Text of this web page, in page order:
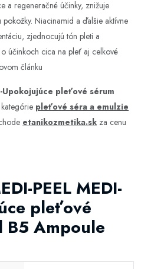
a regeneračné účinky, znižuje
Niacinamid a ďalšie aktívne
zjednocujú tón pleti a
účinkoch cica na pleť aj celkové
článku
Upokojujúce pleťové sérum
pleťové séra a emulzie
etanikozmetika.sk za cenu
PEEL MEDI-
pleťové
B5 Ampoule